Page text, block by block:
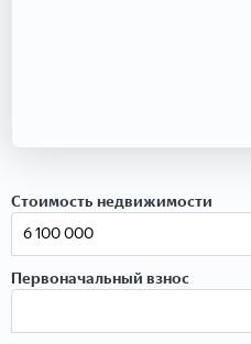
Стоимость недвижимости
Первоначальный взнос